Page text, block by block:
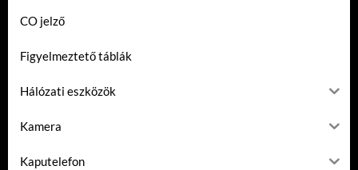
CO jelző
Figyelmeztető táblák
Hálózati eszközök
Kamera
Kaputelefon